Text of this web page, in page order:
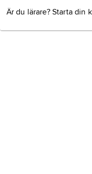
Är du lärare? Starta din